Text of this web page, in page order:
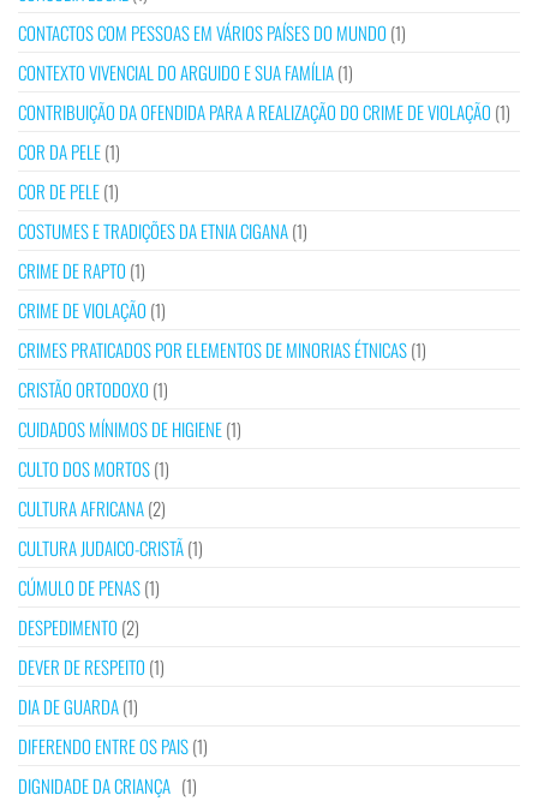
CONTACTOS COM PESSOAS EM VÁRIOS PAÍSES DO MUNDO (1)
CONTEXTO VIVENCIAL DO ARGUIDO E SUA FAMÍLIA(1)
CONTRIBUIÇÃO DA OFENDIDA PARA A REALIZAÇÃO DO CRIME DE VIOLAÇÃO (1)
COR DA PELE(1)
COR DE PELE(1)
COSTUMES E TRADIÇÕES DA ETNIA CIGANA(1)
CRIME DE RAPTO (1)
CRIME DE VIOLAÇÃO (1)
CRIMES PRATICADOS POR ELEMENTOS DE MINORIAS ÉTNICAS(1)
CRISTÃO ORTODOXO (1)
CUIDADOS MÍNIMOS DE HIGIENE(1)
CULTO DOS MORTOS(1)
CULTURA AFRICANA(2)
CULTURA JUDAICO-CRISTÃ(1)
CÚMULO DE PENAS(1)
DESPEDIMENTO (2)
DEVER DE RESPEITO (1)
DIA DE GUARDA(1)
DIFERENDO ENTRE OS PAIS(1)
DIGNIDADE DA CRIANÇA (1)